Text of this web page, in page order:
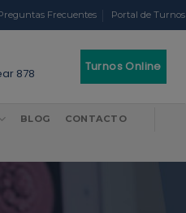
Frecuentes Portal de Turnos
878 Turnos Online
BLOG CONTACTO